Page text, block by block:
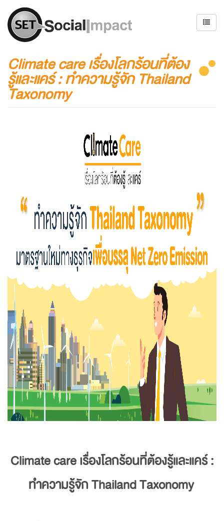
Climate care เรื่องโลกร้อนที่ต้อง
รู้และแคร์ : ทำความรู้จัก Thailand
Taxonomy
Climate care เรื่องโลกร้อนที่ต้องรู้และแคร์ :
ทำความรู้จัก Thailand Taxonomy